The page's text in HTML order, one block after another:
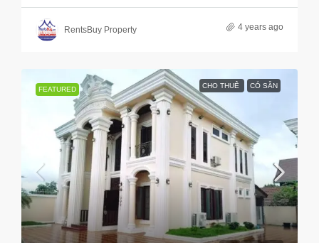
RentsBuy Property 4 years ago
FEATURED CHO THUÊ CÓ SẴN